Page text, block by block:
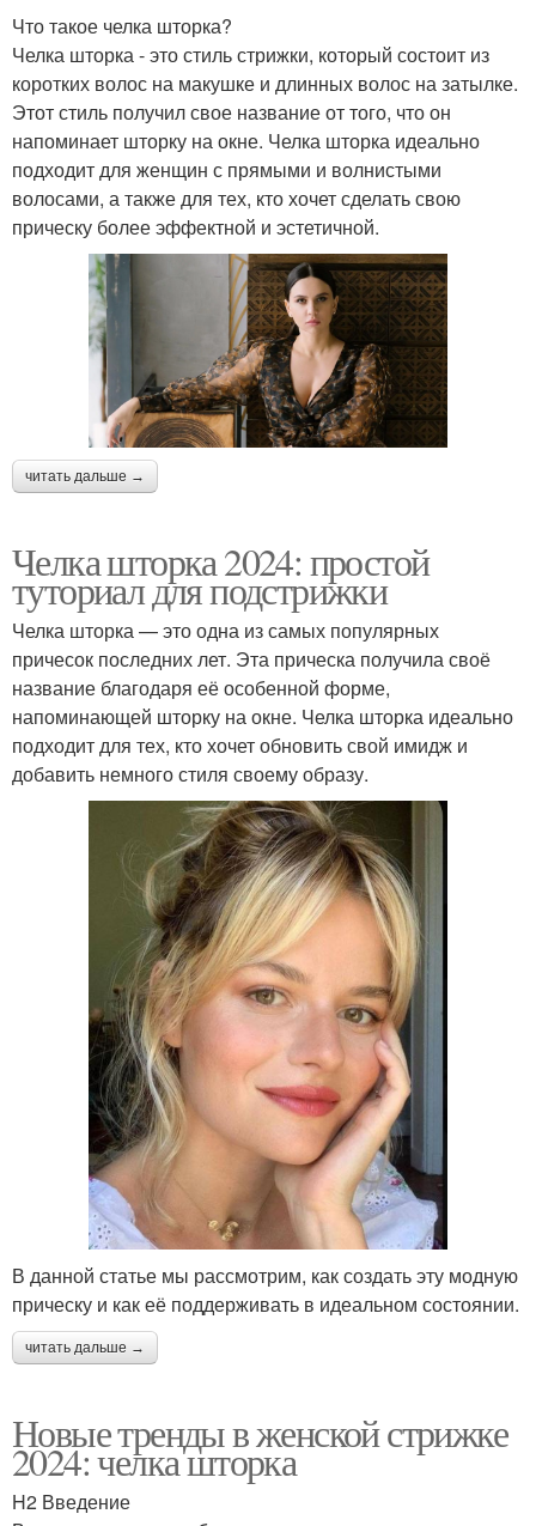
Что такое челка шторка?
Челка шторка - это стиль стрижки, который состоит из
коротких волос на макушке и длинных волос на затылке.
Этот стиль получил свое название от того, что он
напоминает шторку на окне. Челка шторка идеально
подходит для женщин с прямыми и волнистыми
волосами, а также для тех, кто хочет сделать свою
прическу более эффектной и эстетичной.
читать дальше →
Челка шторка 2024: простой
туториал для подстрижки
Челка шторка — это одна из самых популярных
причесок последних лет. Эта прическа получила своё
название благодаря её особенной форме,
напоминающей шторку на окне. Челка шторка идеально
подходит для тех, кто хочет обновить свой имидж и
добавить немного стиля своему образу.
В данной статье мы рассмотрим, как создать эту модную
прическу и как её поддерживать в идеальном состоянии.
читать дальше →
Новые тренды в женской стрижке
2024: челка шторка
H2 Введение